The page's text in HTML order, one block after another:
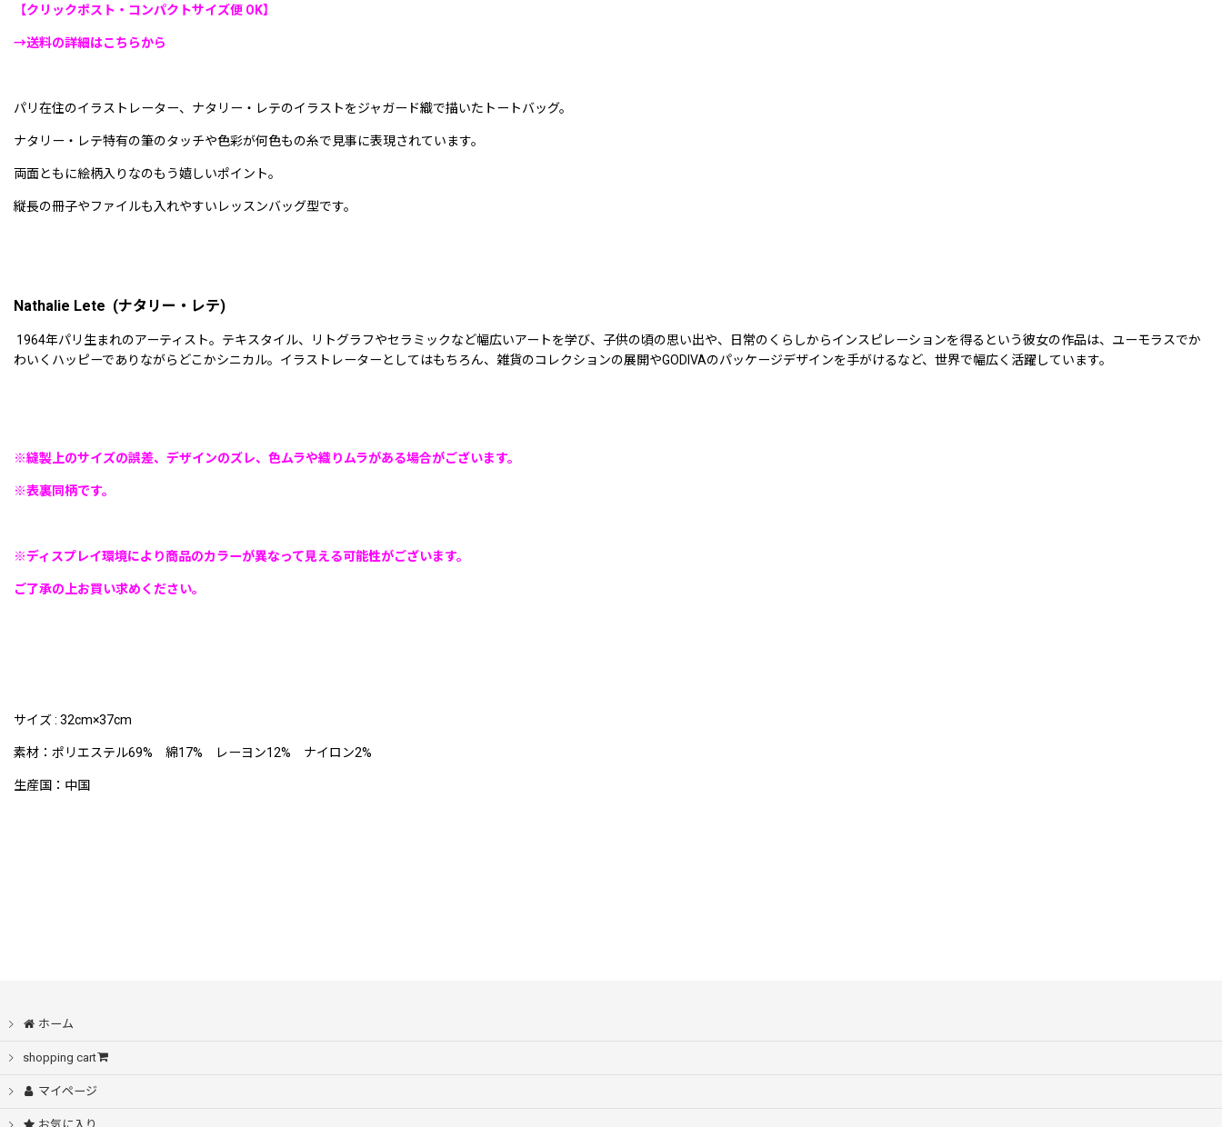
【クリックポスト・コンパクトサイズ便 OK】
→送料の詳細はこちらから
パリ在住のイラストレーター、ナタリー・レテのイラストをジャガード織で描いたトートバッグ。
ナタリー・レテ特有の筆のタッチや色彩が何色もの糸で見事に表現されています。
両面ともに絵柄入りなのもう嬉しいポイント。
縦長の冊子やファイルも入れやすいレッスンバッグ型です。
Nathalie Lete (ナタリー・レテ)
1964年パリ生まれのアーティスト。テキスタイル、リトグラフやセラミックなど幅広いアートを学び、子供の頃の思い出や、日常のくらしからインスピレーションを得るという彼女の作品は、ユーモラスでか
わいくハッピーでありながらどこかシニカル。イラストレーターとしてはもちろん、雑貨のコレクションの展開やGODIVAのパッケージデザインを手がけるなど、世界で幅広く活躍しています。
※縫製上のサイズの誤差、デザインのズレ、色ムラや織りムラがある場合がございます。
※表裏同柄です。
※ディスプレイ環境により商品のカラーが異なって見える可能性がございます。
ご了承の上お買い求めください。
サイズ : 32cm×37cm
素材： ポリエステル69% 綿17% レーヨン12% ナイロン2%
生産国：中国
ホーム
shopping cart
マイページ